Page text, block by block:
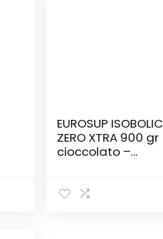
EUROSUP ISOBOLIC
ZERO XTRA 900 gr
cioccolato –